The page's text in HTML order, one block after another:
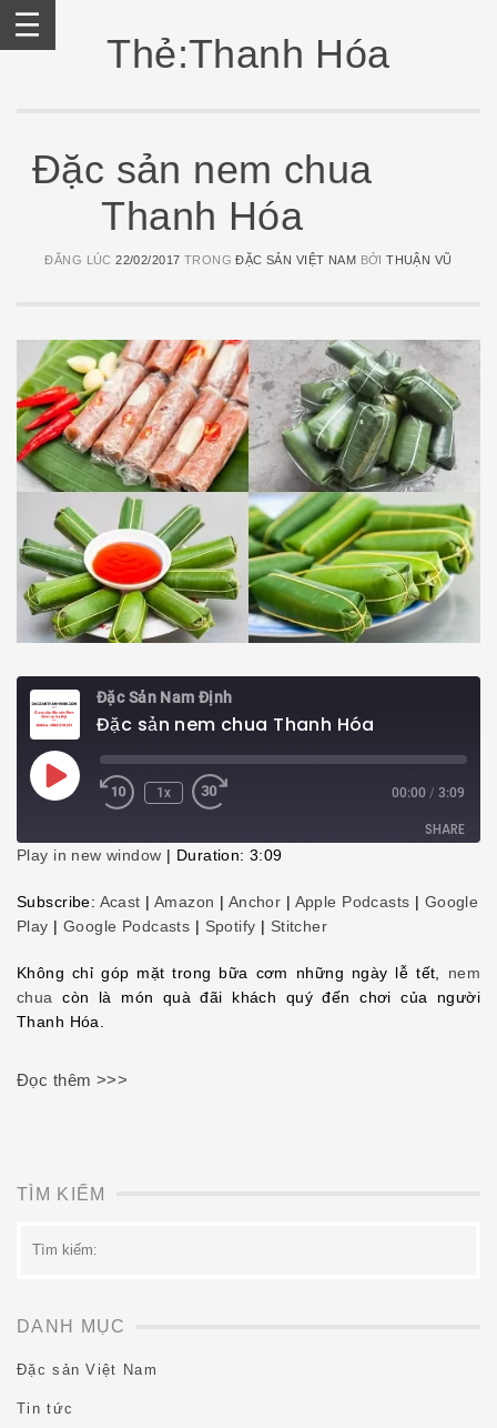
Skip
Thẻ:Thanh Hóa
Đặc sản nem chua
Thanh Hóa
ĐĂNG LÚC22/02/2017 TRONGĐẶC SẢN VIỆT NAM BỞITHUẬN VŨ
Đặc Sản Nam Định
Đặc sản nem chua Thanh Hóa
Play
Episode
1x 00:00 / 3:09
SHARE
LINK
EMBED
Play in new window | Duration: 3:09
Subscribe: Acast | Amazon | Anchor | Apple Podcasts | Google
Play | Google Podcasts | Spotify | Stitcher
Không chỉ góp mặt trong bữa cơm những ngày lễ tết, nem
chua còn là món quà đãi khách quý đến chơi của người
Thanh Hóa.
Đọc thêm >>>
TÌM KIẾM
kiếm:
DANH MỤC
Đặc sản Việt Nam
Tin tức